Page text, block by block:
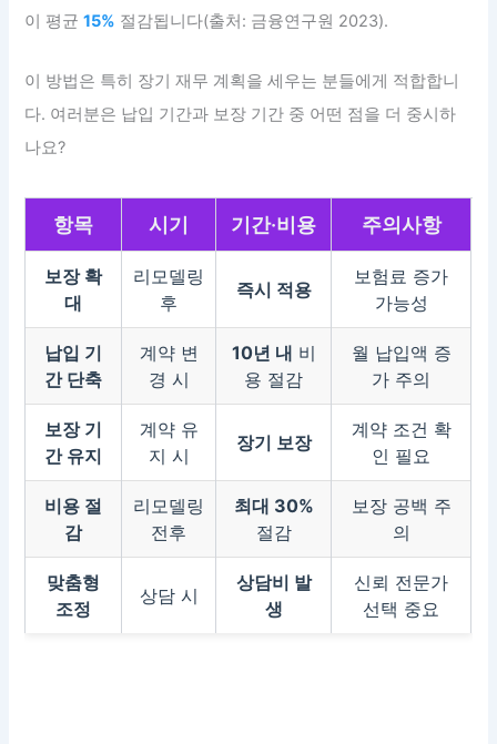
이 평균15% 절감됩니다(출처: 금융연구원 2023).
이 방법은 특히 장기 재무 계획을 세우는 분들에게 적합합니
다. 여러분은 납입 기간과 보장 기간 중 어떤 점을 더 중시하
나요?
항목 시기 기간·비용 주의사항
보장 확
대
리모델링
후
즉시 적용
보험료 증가
가능성
납입 기
간 단축
계약 변
경 시
10년 내 비
용 절감
월 납입액 증
가 주의
보장 기
간 유지
계약 유
지 시
장기 보장
계약 조건 확
인 필요
비용 절
감
리모델링
전후
최대 30%
절감
보장 공백 주
의
맞춤형
조정
상담 시
상담비 발
생
신뢰 전문가
선택 중요